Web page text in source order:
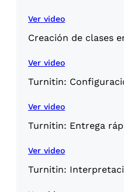
Ver video
Creación de clases
Ver video
Turnitin:
Ver video
Turnitin: Entrega
Ver video
Turnitin: